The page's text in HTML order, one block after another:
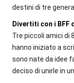
destini di tre
Divertiti con i BFF
Tre piccoli amici di
hanno iniziato a
sono nate da idee
deciso di unirle in un